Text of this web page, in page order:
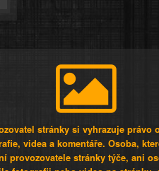
stránky si vyhrazuje právo
videa a komentáře. Osoba,
provozovatele stránky týče, ani